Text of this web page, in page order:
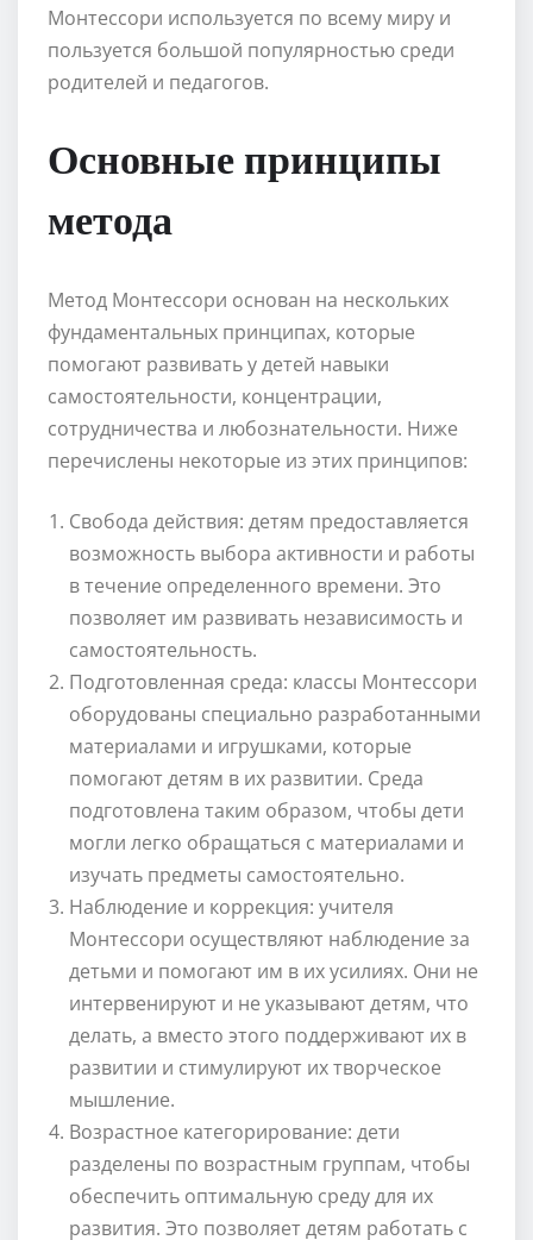
Монтессори используется по всему миру и
пользуется большой популярностью среди
родителей и педагогов.
Основные принципы
метода
Метод Монтессори основан на нескольких
фундаментальных принципах, которые
помогают развивать у детей навыки
самостоятельности, концентрации,
сотрудничества и любознательности. Ниже
перечислены некоторые из этих принципов:
Свобода действия: детям предоставляется
возможность выбора активности и работы
в течение определенного времени. Это
позволяет им развивать независимость и
самостоятельность.
Подготовленная среда: классы Монтессори
оборудованы специально разработанными
материалами и игрушками, которые
помогают детям в их развитии. Среда
подготовлена таким образом, чтобы дети
могли легко обращаться с материалами и
изучать предметы самостоятельно.
Наблюдение и коррекция: учителя
Монтессори осуществляют наблюдение за
детьми и помогают им в их усилиях. Они не
интервенируют и не указывают детям, что
делать, а вместо этого поддерживают их в
развитии и стимулируют их творческое
мышление.
Возрастное категорирование: дети
разделены по возрастным группам, чтобы
обеспечить оптимальную среду для их
развития. Это позволяет детям работать с